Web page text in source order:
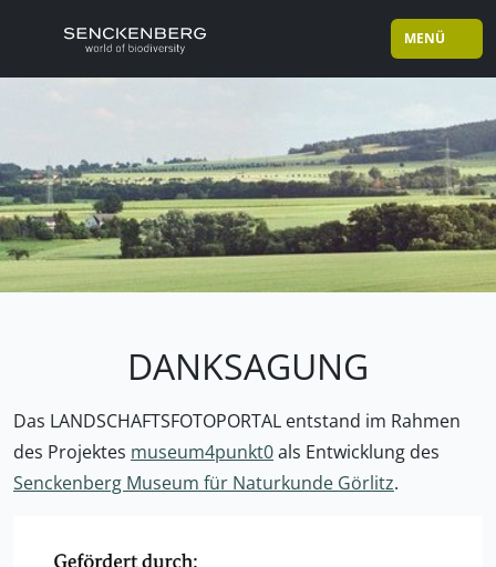
MENÜ
DANKSAGUNG
Das LANDSCHAFTSFOTOPORTAL entstand im Rahmen
des Projektes museum4punkt0als Entwicklung des
Senckenberg Museum für Naturkunde Görlitz.